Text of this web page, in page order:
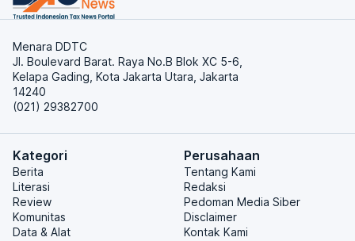
Menara DDTC
Jl. Boulevard Barat. Raya No.B Blok XC 5-6,
Kelapa Gading, Kota Jakarta Utara, Jakarta
14240
(021) 29382700
Kategori
Berita
Literasi
Review
Komunitas
Data & Alat
Perusahaan
Tentang Kami
Redaksi
Pedoman Media Siber
Disclaimer
Kontak Kami